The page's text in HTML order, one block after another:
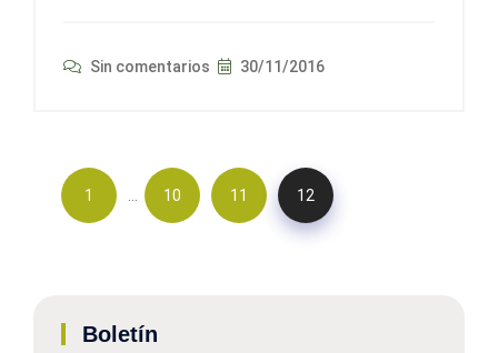
Sin comentarios 30/11/2016
1 … 10 11 12
Boletín